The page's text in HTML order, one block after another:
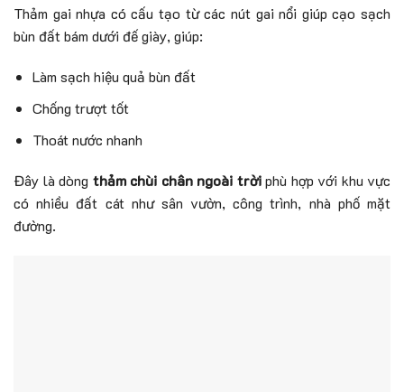
Thảm gai nhựa có cấu tạo từ các nút gai nổi giúp cạo sạch
bùn đất bám dưới đế giày, giúp:
Làm sạch hiệu quả bùn đất
Chống trượt tốt
Thoát nước nhanh
Đây là dòng thảm chùi chân ngoài trờiphù hợp với khu vực
có nhiều đất cát như sân vườn, công trình, nhà phố mặt
đường.